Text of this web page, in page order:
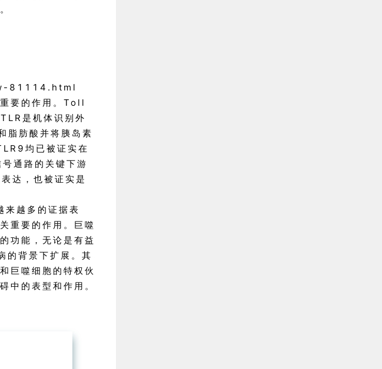
81114.html
要的作用。Toll
是机体识别外
脂肪酸并将胰岛素
均已被证实在
通路的关键下游
达，也被证实是
越多的证据表
重要的作用。巨噬
功能，无论是有益
的背景下扩展。其
巨噬细胞的特权伙
中的表型和作用。